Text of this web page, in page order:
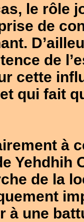
le rôle
de
de
cette
qui fait
à
Yehdhih
de la
à une